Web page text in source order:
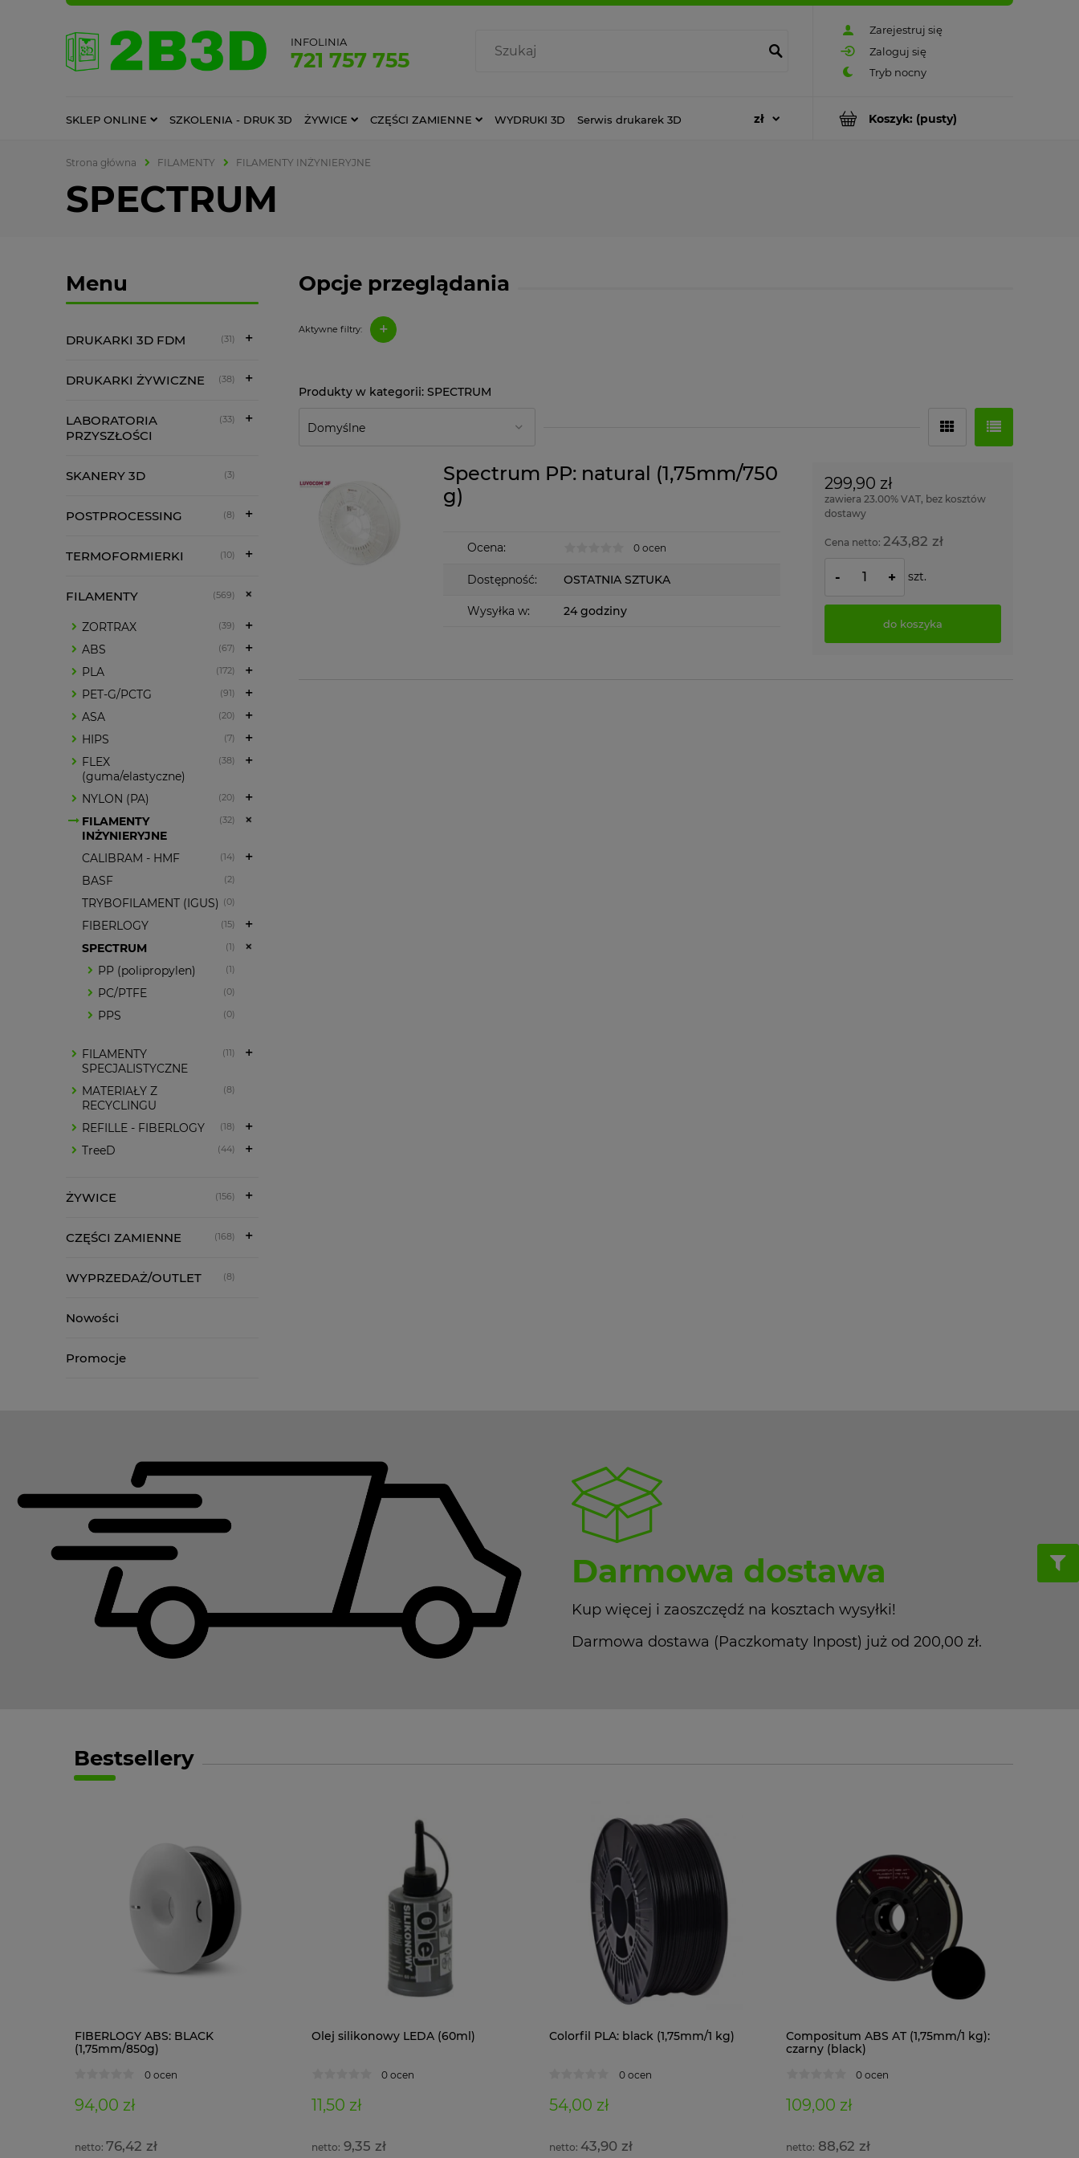
Zarejestruj się
Zaloguj się
INFOLINIA
721 757 755
Koszyk: (pusty)
SKLEP ONLINE SZKOLENIA - DRUK 3D ŻYWICE CZĘŚCI ZAMIENNE WYDRUKI 3D Serwis drukarek 3D
Strona główna FILAMENTY FILAMENTY INŻYNIERYJNE
SPECTRUM
Menu
DRUKARKI 3D FDM (31)
DRUKARKI ŻYWICZNE (38)
LABORATORIA
PRZYSZŁOŚCI
(33)
SKANERY 3D (3)
POSTPROCESSING (8)
TERMOFORMIERKI (10)
FILAMENTY (569)
ZORTRAX (39)
ABS (67)
PLA (172)
PET-G/PCTG (91)
ASA (20)
HIPS (7)
FLEX
(guma/elastyczne)
(38)
NYLON (PA) (20)
FILAMENTY
INŻYNIERYJNE
(32)
CALIBRAM - HMF (14)
BASF (2)
TRYBOFILAMENT (IGUS) (0)
FIBERLOGY (15)
SPECTRUM (1)
PP (polipropylen) (1)
PC/PTFE (0)
PPS (0)
FILAMENTY
SPECJALISTYCZNE
(11)
MATERIAŁY Z
RECYCLINGU
(8)
REFILLE - FIBERLOGY (18)
TreeD (44)
ŻYWICE (156)
CZĘŚCI ZAMIENNE (168)
WYPRZEDAŻ/OUTLET (8)
Nowości
Promocje
Opcje przeglądania
Aktywne filtry: +
SPECTRUM
Spectrum PP: natural (1,75mm/750
g)
Ocena: 0 ocen
Dostępność: OSTATNIA SZTUKA
Wysyłka w: 24 godziny
299,90 zł
zawiera 23.00% VAT, bez kosztów
dostawy
Cena netto: 243,82 zł
- + szt.
do koszyka
Darmowa dostawa
Kup więcej i zaoszczędź na kosztach wysyłki!
Darmowa dostawa (Paczkomaty Inpost) już od 200,00 zł.
Bestsellery
FIBERLOGY ABS: BLACK
(1,75mm/850g)
0 ocen
94,00 zł
76,42 zł
Olej silikonowy LEDA (60ml)
0 ocen
11,50 zł
9,35 zł
Colorfil PLA: black (1,75mm/1 kg)
0 ocen
54,00 zł
43,90 zł
Compositum ABS AT (1,75mm/1 kg):
czarny (black)
0 ocen
109,00 zł
88,62 zł